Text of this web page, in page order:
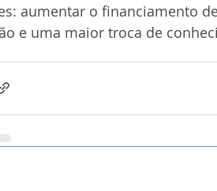
aumentar o financiamento
e uma maior troca de